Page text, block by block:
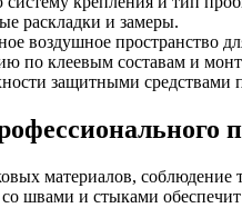
раскладки и замеры.
воздушное пространство
по клеевым составам и
защитными средствами
материалов, соблюдение
швами и стыками